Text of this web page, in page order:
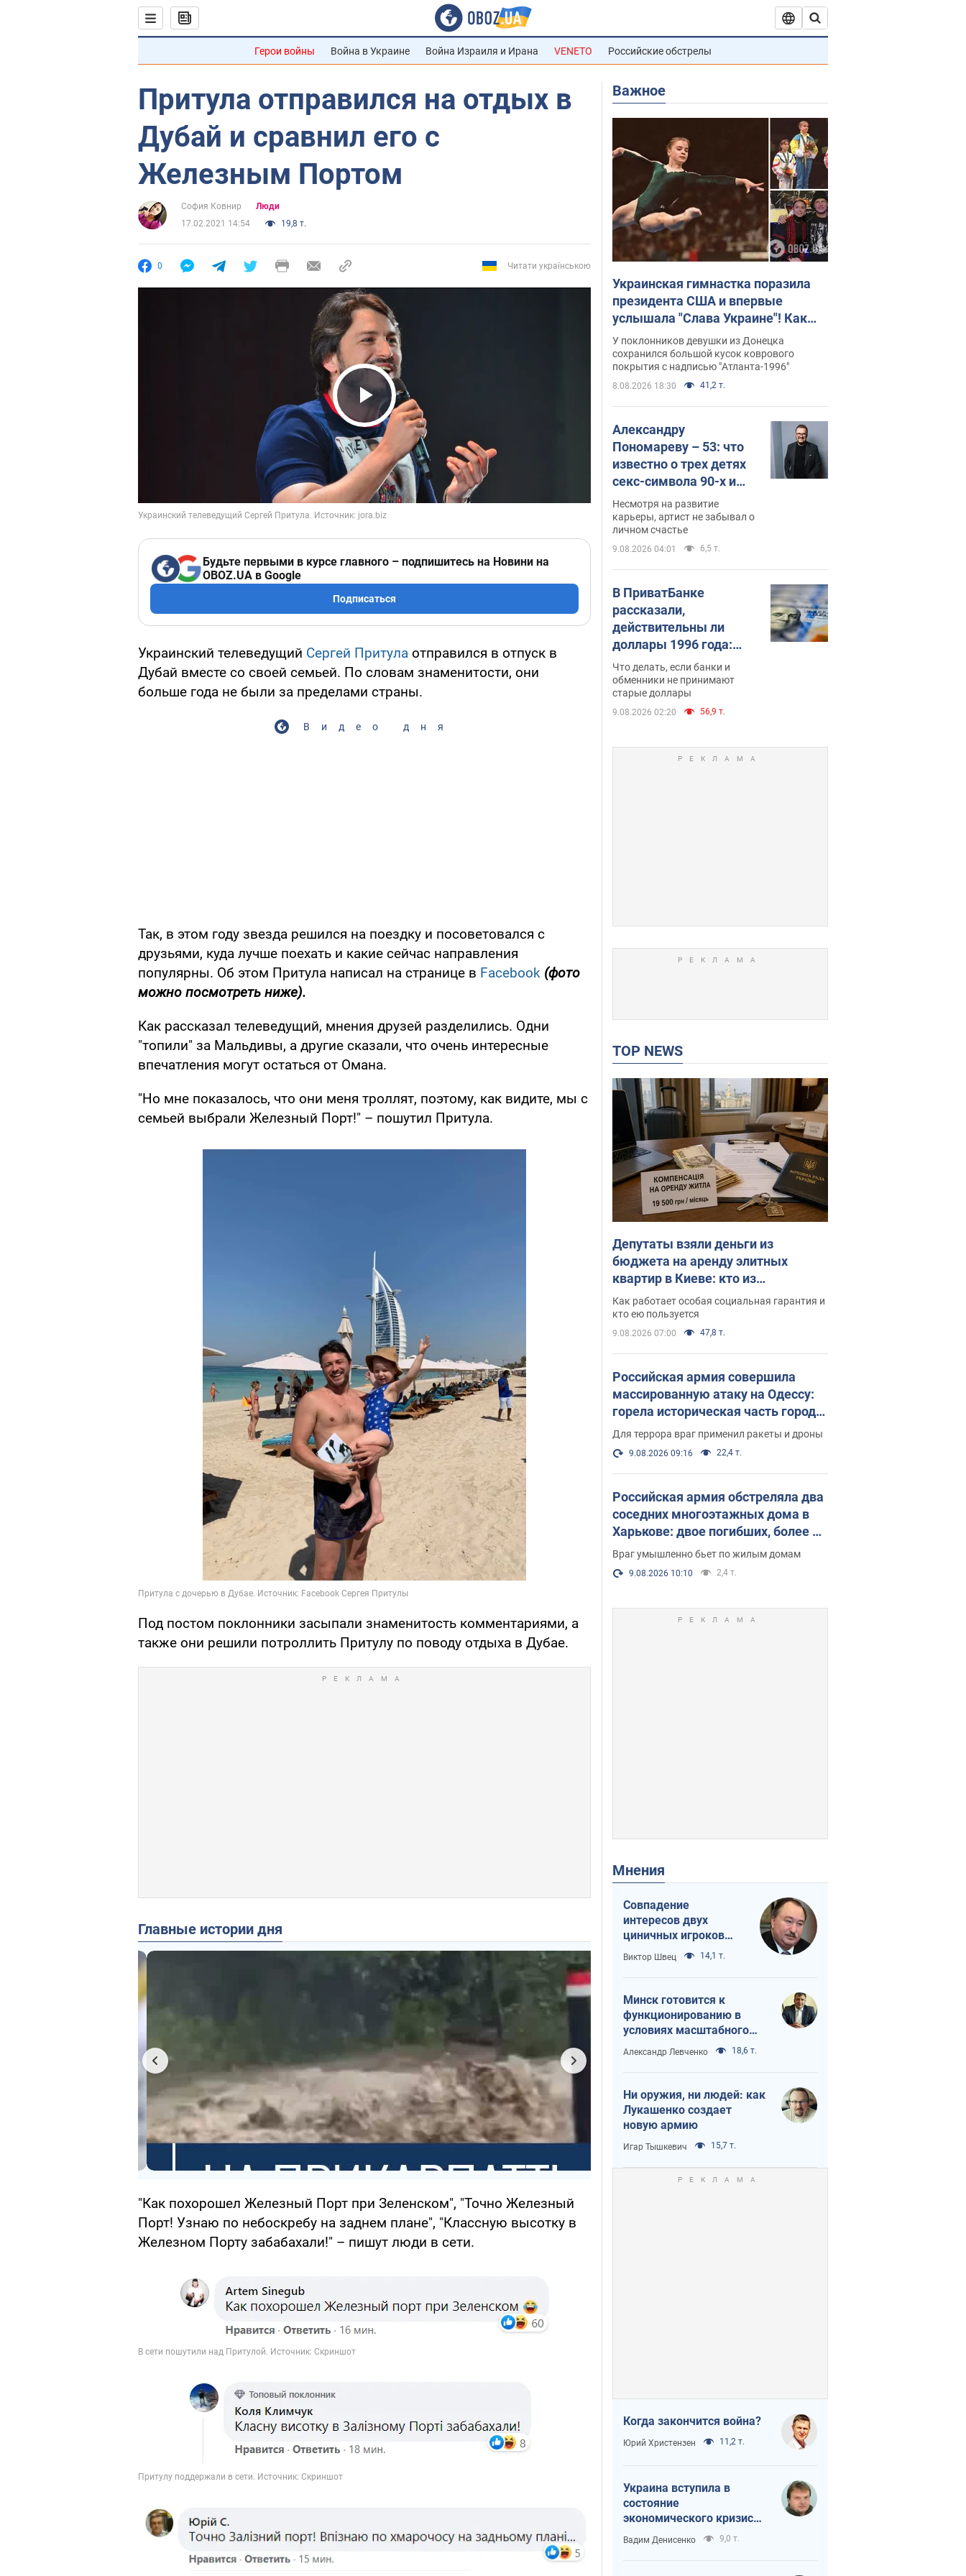
Герои войны Война в Украине Война Израиля и Ирана VENETO Российские обстрелы
Притула отправился на отдых в
Дубай и сравнил его с
Железным Портом
София Ковнир
Люди
17.02.2021 14:54
19,8 т.
0 Читати українською
Play Video
Будьте первыми в курсе главного – подпишитесь на Новини на
OBOZ.UA в Google
Подписаться
Украинский телеведущий Сергей Притула отправился в отпуск в
Дубай вместе со своей семьей. По словам знаменитости, они
больше года не были за пределами страны.
Видео дня
Так, в этом году звезда решился на поездку и посоветовался с
друзьями, куда лучше поехать и какие сейчас направления
популярны. Об этом Притула написал на странице в Facebook (фото
можно посмотреть ниже).
Как рассказал телеведущий, мнения друзей разделились. Одни
"топили" за Мальдивы, а другие сказали, что очень интересные
впечатления могут остаться от Омана.
"Но мне показалось, что они меня троллят, поэтому, как видите, мы с
семьей выбрали Железный Порт!" – пошутил Притула.
Под постом поклонники засыпали знаменитость комментариями, а
также они решили потроллить Притулу по поводу отдыха в Дубае.
Главные истории дня
"Как похорошел Железный Порт при Зеленском", "Точно Железный
Порт! Узнаю по небоскребу на заднем плане", "Классную высотку в
Железном Порту забабахали!" – пишут люди в сети.
Важное
Украинская гимнастка поразила
президента США и впервые
услышала "Слава Украине"! Как
сложилась судьба Подкопаевой,
которая 30 лет назад завоевала
"золото" Олимпиады
У поклонников девушки из Донецка
сохранился большой кусок коврового
покрытия с надписью "Атланта-1996"
8.08.2026 18:30 41,2 т.
Александру
Пономареву – 53: что
известно о трех детях
секс-символа 90-х и
как они выглядят
Несмотря на развитие
карьеры, артист не забывал о
личном счастье
9.08.2026 04:01 6,5 т.
В ПриватБанке
рассказали,
действительны ли
доллары 1996 года:
принимают ли
обменники и банки
такие купюры
Что делать, если банки и
обменники не принимают
старые доллары
9.08.2026 02:20 56,9 т.
TOP NEWS
Депутаты взяли деньги из
бюджета на аренду элитных
квартир в Киеве: кто из
парламентариев просил средства
и где поселился
Как работает особая социальная гарантия и
кто ею пользуется
9.08.2026 07:00 47,8 т.
Российская армия совершила
массированную атаку на Одессу:
горела историческая часть города,
есть пострадавшие. Фото и видео
Для террора враг применил ракеты и дроны
9.08.2026 09:16 22,4 т.
Российская армия обстреляла два
соседних многоэтажных дома в
Харькове: двое погибших, более 20
пострадавших
Враг умышленно бьет по жилым домам
9.08.2026 10:10 2,4 т.
Мнения
Совпадение
интересов двух
циничных игроков
или тайный план
Трампа и Путина?
Виктор Швец 14,1 т.
Минск готовится к
функционированию в
условиях масштабного
военного кризиса
Александр Левченко 18,6 т.
Ни оружия, ни людей: как
Лукашенко создает
новую армию
Игар Тышкевич 15,7 т.
Когда закончится война?
Юрий Христензен 11,2 т.
Украина вступила в
состояние
экономического кризиса.
Есть ли свет в конце
туннеля?
Вадим Денисенко 9,0 т.